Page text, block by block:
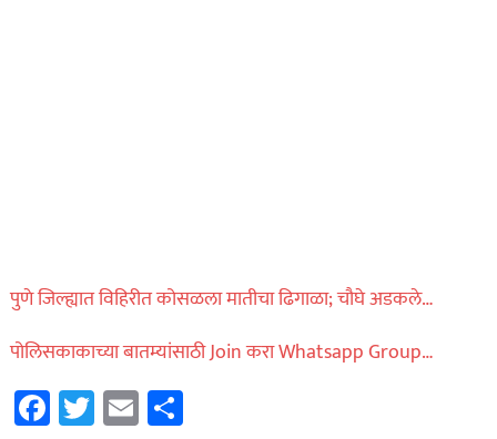
पुणे जिल्ह्यात विहिरीत कोसळला मातीचा ढिगाळा; चौघे अडकले…
पोलिसकाकाच्या बातम्यांसाठी Join करा Whatsapp Group…
Facebook
Twitter
EmailShare